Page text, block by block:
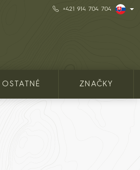
+421 914 704 704
OSTATNÉ ZNAČKY